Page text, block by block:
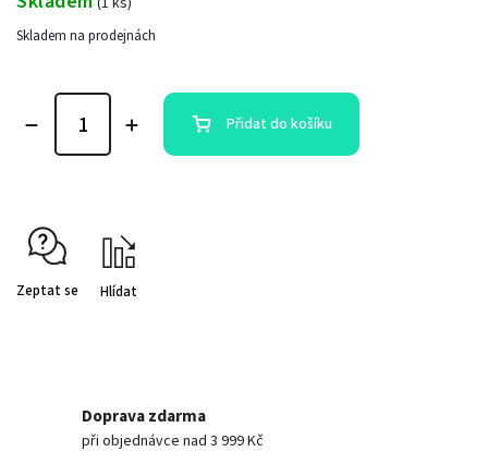
Skladem na prodejnách
Přidat do košíku
Zeptat se Hlídat
Doprava zdarma
při objednávce nad 3 999 Kč